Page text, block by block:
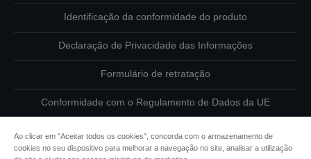
Identificação da conformidade do produto
Declaração de Privacidade das Informações
Formulário de retratação
Conformidade com o Regulamento de Dados da UE
Ao clicar em "Aceitar todos os cookies", concorda com o armazenamento de
cookies no seu dispositivo para melhorar a navegação no site, analisar a utilização